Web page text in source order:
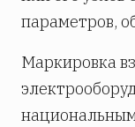
параметров,
Маркировка